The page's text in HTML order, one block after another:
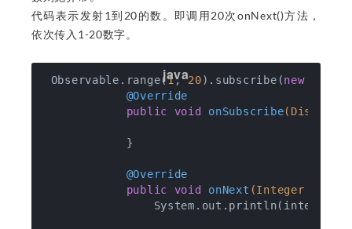
代码表示发射1到20的数。即调用20次onNext()方法，
依次传入1-20数字。
Observable.range(1, 20).subscribe(new
@Override
public
void onSubscribe
            }
@Override
public
void onNext (Integer
                System.out.println(integer);